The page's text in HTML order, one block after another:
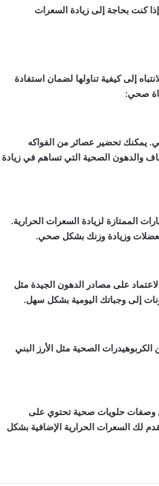
كنت بحاجة إلى زيادة السعرات
إلى كيفية تناولها لضمان استفادة
صحي:
يمكنك تحضير عصائر من الفواكه
والدهون الصحية التي تساهم في زيادة
الممتازة لزيادة السعرات الحرارية.
وزيادة وزنك بشكل صحي.
على مصادر الدهون الجيدة مثل
إلى وجباتك اليومية بشكل سهل.
الصحية مثل الأرز البني
وصفات حلويات صحية تحتوي على
لك السعرات الحرارية الإضافية بشكل